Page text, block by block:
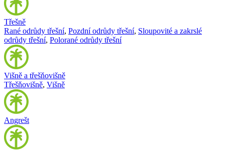
Třešně
Rané odrůdy třešní, Pozdní odrůdy třešní, Sloupovité a zakrslé
odrůdy třešní, Polorané odrůdy třešní
Višně a třešňovišně
Třešňovišně, Višně
Angrešt